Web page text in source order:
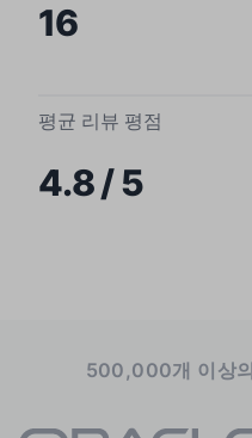
16
평균 리뷰 평점
4.8 / 5
500,000개 이상